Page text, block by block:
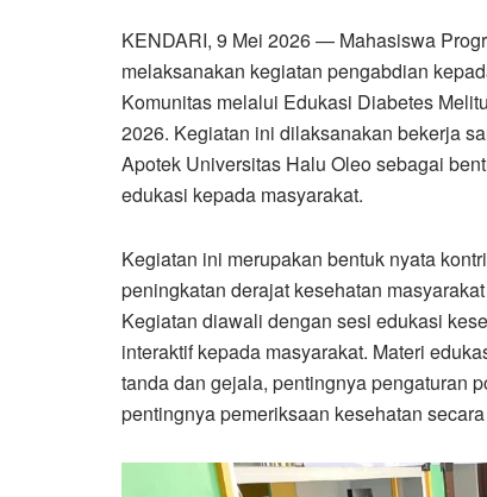
KENDARI, 9 Mei 2026 — Mahasiswa
melaksanakan kegiatan pengabdian
Komunitas melalui Edukasi Diabetes
2026. Kegiatan ini dilaksanakan bekerja
Apotek Universitas Halu Oleo sebagai
edukasi kepada masyarakat.
Kegiatan ini merupakan bentuk nyata
peningkatan derajat kesehatan
Kegiatan diawali dengan sesi edukasi
interaktif kepada masyarakat. Materi
tanda dan gejala, pentingnya pengaturan
pentingnya pemeriksaan kesehatan